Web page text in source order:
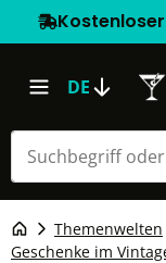
DE
Themenwelten
Geschenke im